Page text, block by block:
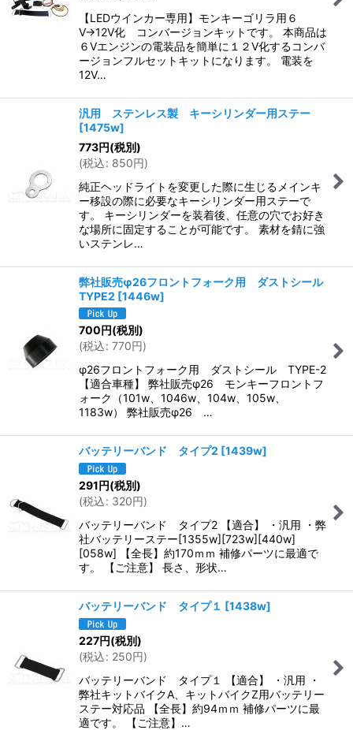
【LEDウインカー専用】モンキーゴリラ用６
V→12V化 コンバージョンキットです。 本商品は
６Vエンジンの電装品を簡単に１２V化するコンバ
ージョンフルセットキットになります。 電装を
12V…
汎用 ステンレス製 キーシリンダー用ステー
[1475w]
773円(税別)
(税込: 850円)
純正ヘッドライトを変更した際に生じるメインキ
ー移設の際に必要なキーシリンダー用ステーで
す。 キーシリンダーを装着後、任意の穴でお好き
な場所に固定することが可能です。 素材を錆に強
いステンレ…
弊社販売φ26フロントフォーク用 ダストシール
TYPE2 [1446w]
700円(税別)
(税込: 770円)
φ26フロントフォーク用 ダストシール TYPE-2
【適合車種】 弊社販売φ26 モンキーフロントフ
ォーク（101w、1046w、104w、105w、
1183w） 弊社販売φ26 …
バッテリーバンド タイプ2 [1439w]
291円(税別)
(税込: 320円)
バッテリーバンド タイプ2 【適合】 ・汎用 ・弊
社バッテリーステー[1355w][723w][440w]
[058w] 【全長】約170ｍｍ 補修パーツに最適で
す。 【ご注意】 長さ、形状…
バッテリーバンド タイプ１ [1438w]
227円(税別)
(税込: 250円)
バッテリーバンド タイプ１ 【適合】 ・汎用 ・
弊社キットバイクA、キットバイクZ用バッテリー
ステー対応品 【全長】約94ｍｍ 補修パーツに最
適です。 【ご注意】…